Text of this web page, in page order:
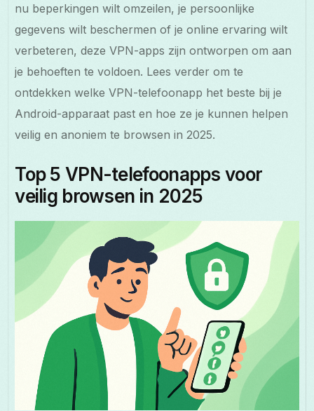
nu beperkingen wilt omzeilen, je persoonlijke
gegevens wilt beschermen of je online ervaring wilt
verbeteren, deze VPN-apps zijn ontworpen om aan
je behoeften te voldoen. Lees verder om te
ontdekken welke VPN-telefoonapp het beste bij je
Android-apparaat past en hoe ze je kunnen helpen
veilig en anoniem te browsen in 2025.
Top 5 VPN-telefoonapps voor
veilig browsen in 2025